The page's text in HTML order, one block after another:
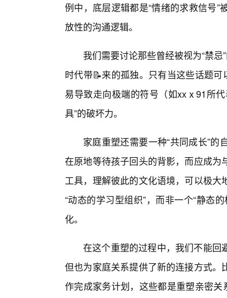
例中，底层逻辑都是“情绪的求救信号
放性的沟通逻辑。
我们需要讨论那些曾经被视为“禁
时代带📝来的孤独。只有当这些话题
易导致走向极端的符号（如xxⅹ91所
具”的破坏力。
家庭重塑还需要一种“共同成长”
在原地等待孩子回头的背影，而应成
工具，理解彼此的文化语境，可以极
“动态的学习型组织”，而非一个“静态
化。
在这个重塑的过程中，我们不能回
但也为家庭关系提供了新的连接方式
作完成家务计划，这些都是重塑亲密